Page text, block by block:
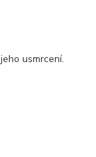
usmrcení.